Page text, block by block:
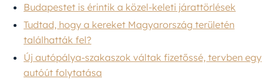
Budapestet is érintik a közel-keleti járattörlések
Tudtad, hogy a kereket Magyarország területén
találhatták fel?
Új autópálya-szakaszok váltak fizetőssé, tervben egy
autóút folytatása